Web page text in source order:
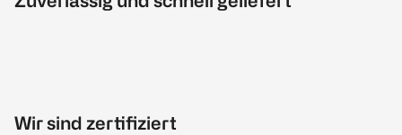
Wir sind zertifiziert